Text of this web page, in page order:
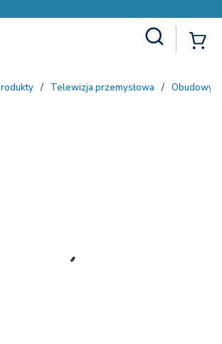
Produkty / Telewizja przemysłowa / Obudowy